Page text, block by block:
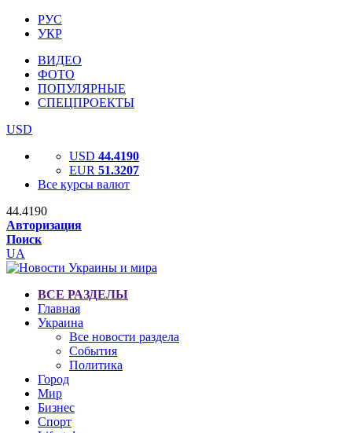
РУС
УКР
ВИДЕО
ФОТО
ПОПУЛЯРНЫЕ
СПЕЦПРОЕКТЫ
USD
USD 44.4190
EUR 51.3207
Все курсы валют
44.4190
Авторизация
Поиск
UA
ВСЕ РАЗДЕЛЫ
Главная
Украина
Все новости раздела
События
Политика
Город
Мир
Бизнес
Спорт